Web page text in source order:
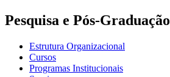
Pesquisa e Pós-Graduação
Estrutura Organizacional
Cursos
Programas Institucionais